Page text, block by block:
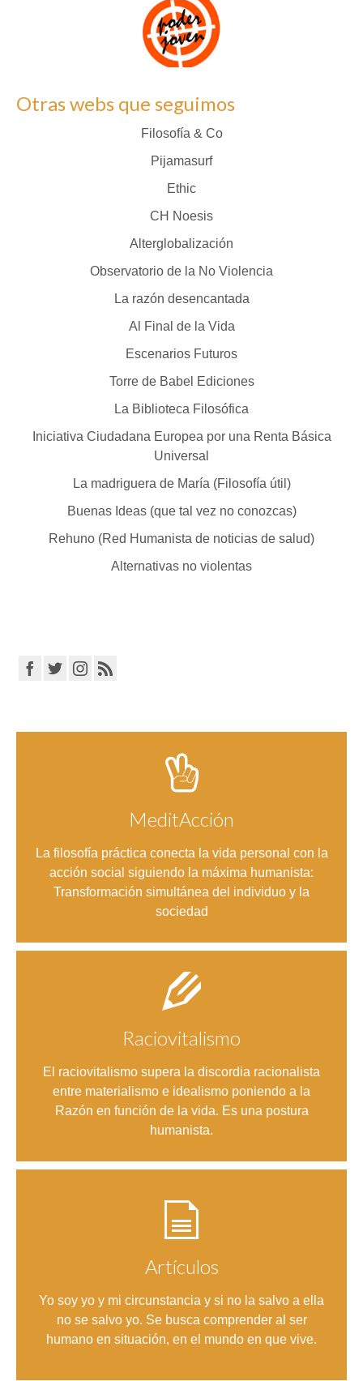
Otras webs que seguimos
Filosofía & Co
Pijamasurf
Ethic
CH Noesis
Alterglobalización
Observatorio de la No Violencia
La razón desencantada
Al Final de la Vida
Escenarios Futuros
Torre de Babel Ediciones
La Biblioteca Filosófica
Iniciativa Ciudadana Europea por una Renta Básica
Universal
La madriguera de María (Filosofía útil)
Buenas Ideas (que tal vez no conozcas)
Rehuno (Red Humanista de noticias de salud)
Alternativas no violentas
MeditAcción
La filosofía práctica conecta la vida personal con la
acción social siguiendo la máxima humanista:
Transformación simultánea del individuo y la
sociedad
Raciovitalismo
El raciovitalismo supera la discordia racionalista
entre materialismo e idealismo poniendo a la
Razón en función de la vida. Es una postura
humanista.
Artículos
Yo soy yo y mi circunstancia y si no la salvo a ella
no se salvo yo. Se busca comprender al ser
humano en situación, en el mundo en que vive.